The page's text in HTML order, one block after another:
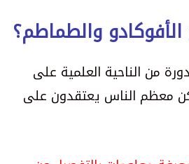
الأفوكادو والطماطم؟
من الناحية العلمية على
معظم الناس يعتقدون على